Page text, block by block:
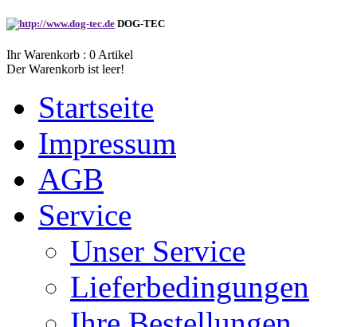
DOG-TEC
Ihr Warenkorb : 0 Artikel
Der Warenkorb ist leer!
Startseite
Impressum
AGB
Service
Unser Service
Lieferbedingungen